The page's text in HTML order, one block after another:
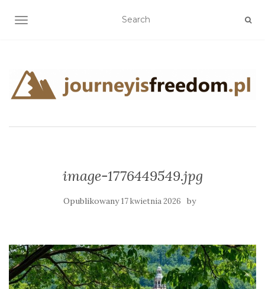
TOGGLE NAVIGATION
image-1776449549.jpg
Opublikowany17 kwietnia 2026 by